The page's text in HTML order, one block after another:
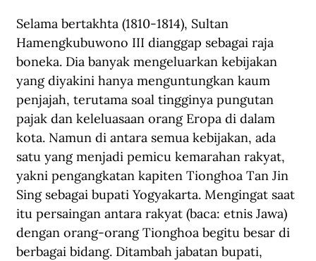
Selama bertakhta (1810-1814), Sultan
Hamengkubuwono III dianggap sebagai raja
boneka. Dia banyak mengeluarkan kebijakan
yang diyakini hanya menguntungkan kaum
penjajah, terutama soal tingginya pungutan
pajak dan keleluasaan orang Eropa di dalam
kota. Namun di antara semua kebijakan, ada
satu yang menjadi pemicu kemarahan rakyat,
yakni pengangkatan kapiten Tionghoa Tan Jin
Sing sebagai bupati Yogyakarta. Mengingat saat
itu persaingan antara rakyat (baca: etnis Jawa)
dengan orang-orang Tionghoa begitu besar di
berbagai bidang. Ditambah jabatan bupati,